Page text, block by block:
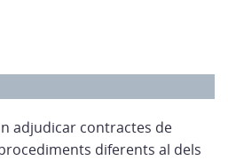
adjudicar contractes de
diferents al dels